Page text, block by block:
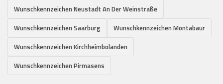
Wunschkennzeichen Neustadt An Der Weinstraße
Wunschkennzeichen Saarburg
Wunschkennzeichen Montabaur
Wunschkennzeichen Kirchheimbolanden
Wunschkennzeichen Pirmasens